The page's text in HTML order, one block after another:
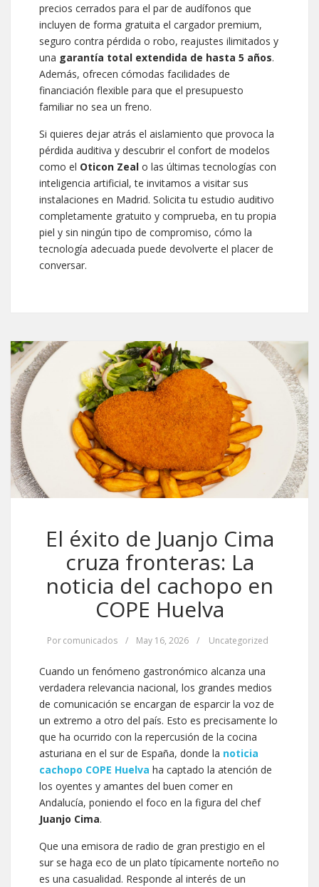
precios cerrados para el par de audífonos que
incluyen de forma gratuita el cargador premium,
seguro contra pérdida o robo, reajustes ilimitados y
una garantía total extendida de hasta 5 años.
Además, ofrecen cómodas facilidades de
financiación flexible para que el presupuesto
familiar no sea un freno.
Si quieres dejar atrás el aislamiento que provoca la
pérdida auditiva y descubrir el confort de modelos
como el Oticon Zeal o las últimas tecnologías con
inteligencia artificial, te invitamos a visitar sus
instalaciones en Madrid. Solicita tu estudio auditivo
completamente gratuito y comprueba, en tu propia
piel y sin ningún tipo de compromiso, cómo la
tecnología adecuada puede devolverte el placer de
conversar.
El éxito de Juanjo Cima
cruza fronteras: La
noticia del cachopo en
COPE Huelva
Porcomunicados / May 16, 2026 / Uncategorized
Cuando un fenómeno gastronómico alcanza una
verdadera relevancia nacional, los grandes medios
de comunicación se encargan de esparcir la voz de
un extremo a otro del país. Esto es precisamente lo
que ha ocurrido con la repercusión de la cocina
asturiana en el sur de España, donde la noticia
cachopo COPE Huelva ha captado la atención de
los oyentes y amantes del buen comer en
Andalucía, poniendo el foco en la figura del chef
Juanjo Cima.
Que una emisora de radio de gran prestigio en el
sur se haga eco de un plato típicamente norteño no
es una casualidad. Responde al interés de un